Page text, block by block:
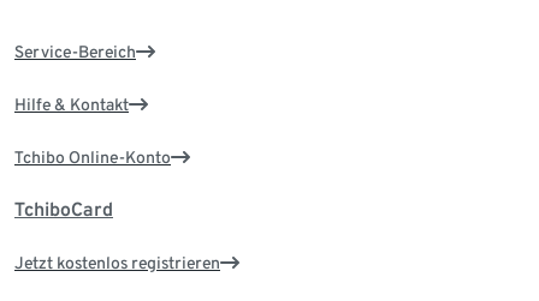
Service-Bereich
Hilfe & Kontakt
Tchibo Online-Konto
TchiboCard
Jetzt kostenlos registrieren